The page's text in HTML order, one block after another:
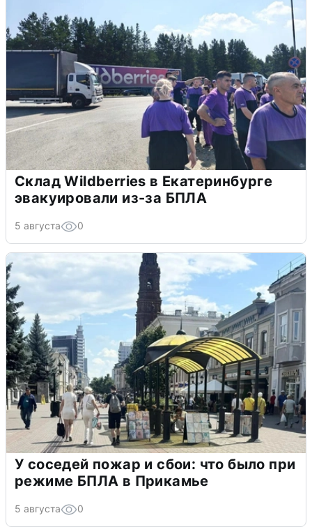
Склад Wildberries в Екатеринбурге
эвакуировали из-за БПЛА
5 августа 0
У соседей пожар и сбои: что было при
режиме БПЛА в Прикамье
5 августа 0